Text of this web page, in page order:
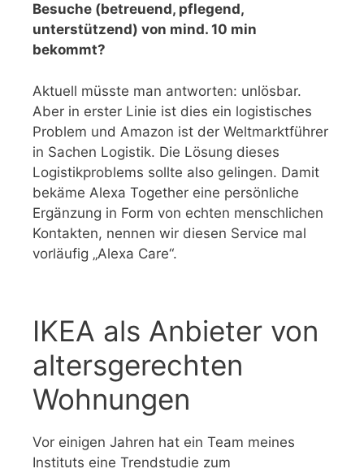
Besuche (betreuend, pflegend,
unterstützend) von mind. 10 min
bekommt?
Aktuell müsste man antworten: unlösbar.
Aber in erster Linie ist dies ein logistisches
Problem und Amazon ist der Weltmarktführer
in Sachen Logistik. Die Lösung dieses
Logistikproblems sollte also gelingen. Damit
bekäme Alexa Together eine persönliche
Ergänzung in Form von echten menschlichen
Kontakten, nennen wir diesen Service mal
vorläufig „Alexa Care“.
IKEA als Anbieter von
altersgerechten
Wohnungen
Vor einigen Jahren hat ein Team meines
Instituts eine Trendstudie zum